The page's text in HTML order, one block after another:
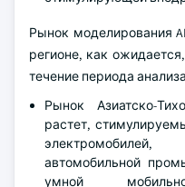
Рынок моделирования
регионе, как
течение периода
Рынок Азиатско-
растет,
автомобильной
умной